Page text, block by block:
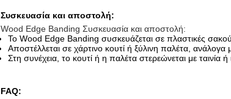
Συσκευασία και αποστολή:
Wood Edge Banding Συσκευασία και αποστολή:
Το Wood Edge Banding συσκευάζεται σε πλαστικές
Αποστέλλεται σε χάρτινο κουτί ή ξύλινη παλέτα, ανάλογα
Στη συνέχεια, το κουτί ή η παλέτα στερεώνεται με ταινία
FAQ: